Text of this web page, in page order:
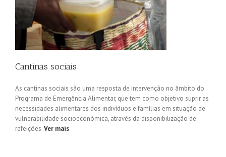
Cantinas sociais
As cantinas sociais são uma resposta de intervenção no âmbito do
Programa de Emergência Alimentar, que tem como objetivo suprir as
necessidades alimentares dos indivíduos e famílias em situação de
vulnerabilidade socioeconómica, através da disponibilização de
refeições.Ver mais